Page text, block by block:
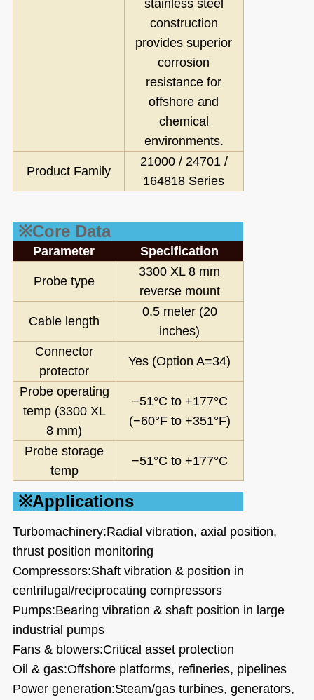
stainless steel
construction
provides superior
corrosion
resistance for
offshore and
chemical
environments.
Product Family
21000 / 24701 /
164818 Series
※Core Data
Parameter Specification
Probe type
3300 XL 8 mm
reverse mount
Cable length
0.5 meter (20
inches)
Connector
protector
Yes (Option A=34)
Probe operating
temp (3300 XL
8 mm)
−51°C to +177°C
(−60°F to +351°F)
Probe storage
temp
−51°C to +177°C
※Applications
Turbomachinery:Radial vibration, axial position,
thrust position monitoring
Compressors:Shaft vibration & position in
centrifugal/reciprocating compressors
Pumps:Bearing vibration & shaft position in large
industrial pumps
Fans & blowers:Critical asset protection
Oil & gas:Offshore platforms, refineries, pipelines
Power generation:Steam/gas turbines, generators,